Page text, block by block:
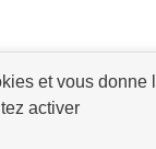
et vous donne
activer
public.fr